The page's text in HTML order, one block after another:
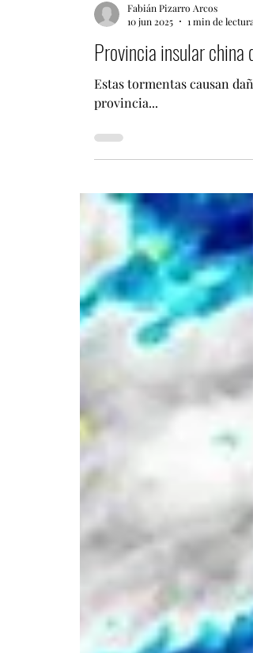
Fabián Pizarro Arcos
10 jun 2025
1 min de lectura
Provincia insular
provincia...